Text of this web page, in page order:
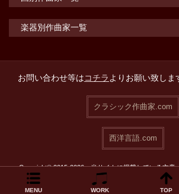
楽器別作曲家一覧
お問い合わせ等はコチラよりお願い致しま
クラシック作曲家.com
西洋言語.com
Copyright© 2015-2026 当サイトに掲載している文章
MENU WORK TOP